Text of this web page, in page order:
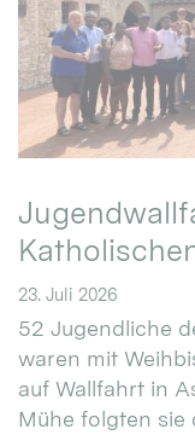
23. Juli 2026
52 Jugendliche
waren mit
auf Wallfahrt in
Mühe folgten sie